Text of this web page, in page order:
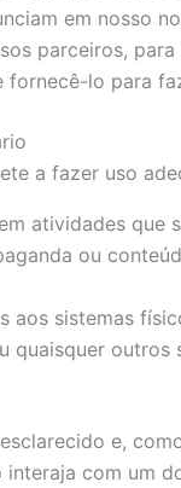
em nosso
parceiros,
fornecê-lo para
a fazer uso
atividades que
ou
aos sistemas
quaisquer outros
e,
com um